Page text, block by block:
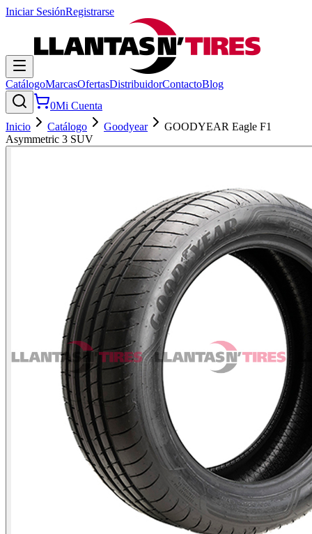
Iniciar SesiónRegistrarse
CatálogoMarcasOfertasDistribuidorContactoBlog
0Mi Cuenta
Inicio
Catálogo Goodyear
GOODYEAR Eagle F1
Asymmetric 3 SUV